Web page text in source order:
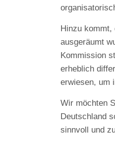
Hinzu kommt,
ausgeräumt
Kommission
erheblich
erwiesen, um
Wir möchten
Deutschland
sinnvoll und